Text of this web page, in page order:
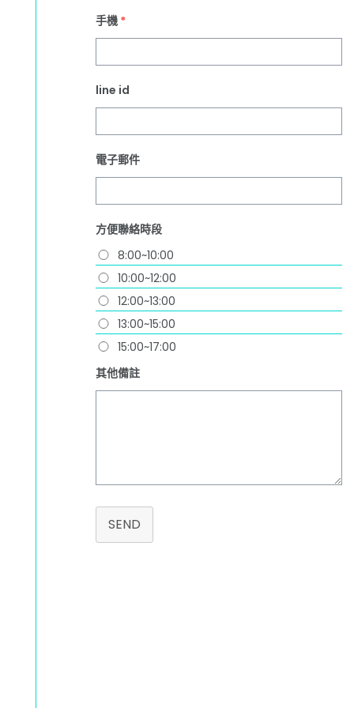
手機 *
line id
電子郵件
方便聯絡時段
8:00~10:00
10:00~12:00
12:00~13:00
13:00~15:00
15:00~17:00
其他備註
SEND